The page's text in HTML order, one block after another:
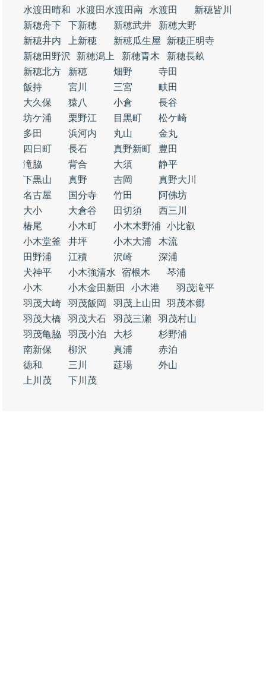
水渡田晴和
水渡田水渡田南 水渡田
新穂皆川
新穂舟下
下新穂 新穂武井
新穂大野
新穂井内
上新穂 新穂瓜生屋
新穂正明寺
新穂田野沢
新穂潟上 新穂青木
新穂長畝
新穂北方
新穂 畑野
寺田
飯持
宮川 三宮
畉田
大久保
猿八 小倉
長谷
坊ケ浦
栗野江 目黒町
松ケ崎
多田
浜河内 丸山
金丸
四日町
長石 真野新町
豊田
滝脇
背合 大須
静平
下黒山
真野 吉岡
真野大川
名古屋
国分寺 竹田
阿佛坊
大小
大倉谷 田切須
西三川
椿尾
小木町 小木木野浦
小比叡
小木堂釜
井坪 小木大浦
木流
田野浦
江積 沢崎
深浦
犬神平
小木強清水 宿根木
琴浦
小木
小木金田新田 小木港
羽茂滝平
羽茂大崎
羽茂飯岡 羽茂上山田
羽茂本郷
羽茂大橋
羽茂大石 羽茂三瀬
羽茂村山
羽茂亀脇
羽茂小泊 大杉
杉野浦
南新保
柳沢 真浦
赤泊
徳和
三川 莚場
外山
上川茂
下川茂